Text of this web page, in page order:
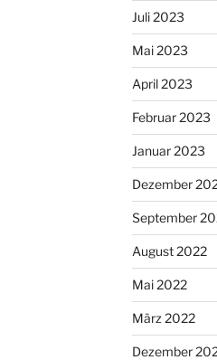
Juli 2023
Mai 2023
April 2023
Februar 2023
Januar 2023
Dezember
September
August 2022
Mai 2022
März 2022
Dezember